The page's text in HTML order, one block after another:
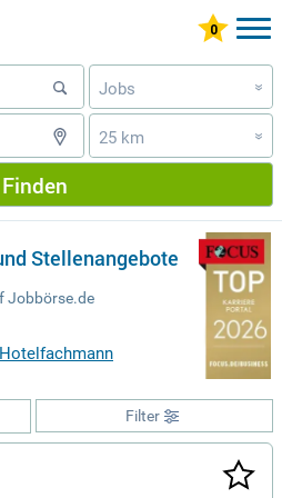
Jobs »
25 km »
Finden
Stellenangebote
Jobbörse.de
Filter